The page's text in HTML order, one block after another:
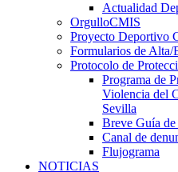
Actualidad
OrgulloCMIS
Proyecto Deportivo
Formularios de Alta/
Protocolo de
Programa de
Violencia del
Sevilla
Breve Guía
Canal de
Flujograma
NOTICIAS